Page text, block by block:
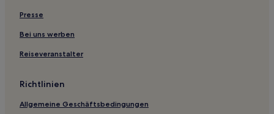
Presse
Bei uns werben
Reiseveranstalter
Richtlinien
Allgemeine Geschäftsbedingungen